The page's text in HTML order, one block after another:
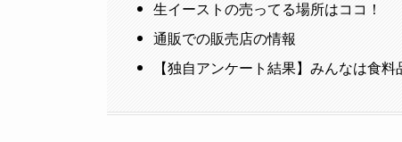
生イーストの売ってる場所はココ！
通販での販売店の情報
【独自アンケート結果】みんなは食